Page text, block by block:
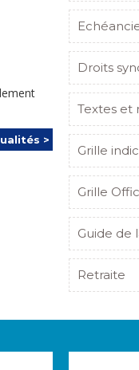
>
Droits
Textes et
Grille
Grille
Guide de
Retraite